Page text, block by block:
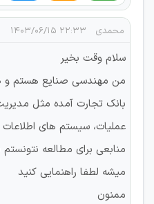
محمدی ۲۲:۳۳ ۱۴۰۳/۰۶/۱۵
سلام وقت بخیر
من مهندسی صنایع هستم
بانک تجارت آمده مثل
عملیات، سیستم های
منابعی برای مطالعه نتونستم
میشه لطفا راهنمایی کنید
ممنون